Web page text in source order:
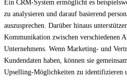
Ein CRM-System ermöglicht es
zu analysieren und darauf basierend
auszusprechen. Darüber hinaus
Kommunikation zwischen verschiedenen
Unternehmens. Wenn Marketing- und
Kundendaten haben, können sie
Upselling-Möglichkeiten zu identifizieren